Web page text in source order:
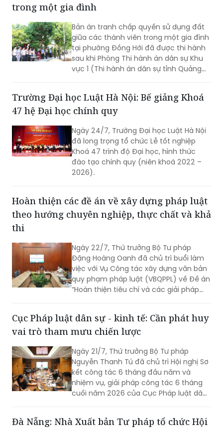
trong một gia đình
Bản án tranh chấp quyền sử dụng đất
giữa các thành viên trong một gia đình
tại phường Đồng Hới đã được thi hành
sau khi Phòng Thi hành án dân sự Khu
vực 1 (Thi hành án dân sự tỉnh Quảng
giao tài sản theo nội dung bản án.
Trường Đại học Luật Hà Nội: Bế giảng Khoá
47 hệ Đại học chính quy
Ngày 24/7, Trường Đại học Luật Hà Nội
đã long trọng tổ chức Lễ tốt nghiệp
Khoá 47 trình độ Đại học, hình thức
đào tạo chính quy (niên khoá 2022 –
2026).
Hoàn thiện các đề án về xây dựng pháp luật
theo hướng chuyên nghiệp, thực chất và khả
thi
Ngày 22/7, Thứ trưởng Bộ Tư pháp
Đặng Hoàng Oanh đã chủ trì buổi làm
việc với Vụ Công tác xây dựng văn bản
quy phạm pháp luật (VBQPPL) về Đề án
“Hoàn thiện tiêu chí và các giải pháp
Quyết định của Thủ tướng Chính phủ
về Đề án thực hiện soạn thảo VBQPPL
triển khai Quyết định số 1205/QĐ-TTg
ngày 06/7/2026 của Thủ tướng Chính
phủ về việc phê duyệt Đề án thí điểm
việc đánh giá chấm điểm về công tác
xây dựng pháp luật.
Cục Pháp luật dân sự - kinh tế: Cần phát huy
vai trò tham mưu chiến lược
Ngày 21/7, Thứ trưởng Bộ Tư pháp
Nguyễn Thanh Tú đã chủ trì Hội nghị Sơ
kết công tác 6 tháng đầu năm và
nhiệm vụ, giải pháp công tác 6 tháng
cuối năm 2026 của Cục Pháp luật dân
Đà Nẵng: Nhà Xuất bản Tư pháp tổ chức Hội